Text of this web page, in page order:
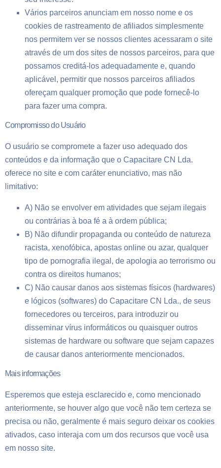
Vários parceiros anunciam em nosso nome e os
cookies de rastreamento de afiliados simplesmente
nos permitem ver se nossos clientes acessaram o site
através de um dos sites de nossos parceiros, para que
possamos creditá-los adequadamente e, quando
aplicável, permitir que nossos parceiros afiliados
ofereçam qualquer promoção que pode fornecê-lo
para fazer uma compra.
Compromisso do Usuário
O usuário se compromete a fazer uso adequado dos
conteúdos e da informação que o Capacitare CN Lda.
oferece no site e com caráter enunciativo, mas não
limitativo:
A) Não se envolver em atividades que sejam ilegais
ou contrárias à boa fé a à ordem pública;
B) Não difundir propaganda ou conteúdo de natureza
racista, xenofóbica, apostas online ou azar, qualquer
tipo de pornografia ilegal, de apologia ao terrorismo ou
contra os direitos humanos;
C) Não causar danos aos sistemas físicos (hardwares)
e lógicos (softwares) do Capacitare CN Lda., de seus
fornecedores ou terceiros, para introduzir ou
disseminar vírus informáticos ou quaisquer outros
sistemas de hardware ou software que sejam capazes
de causar danos anteriormente mencionados.
Mais informações
Esperemos que esteja esclarecido e, como mencionado
anteriormente, se houver algo que você não tem certeza se
precisa ou não, geralmente é mais seguro deixar os cookies
ativados, caso interaja com um dos recursos que você usa
em nosso site.